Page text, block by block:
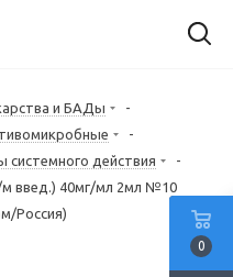
и БАДы
-
-
системного действия
-
введ.) 40мг/мл 2мл №10
Россия)
0